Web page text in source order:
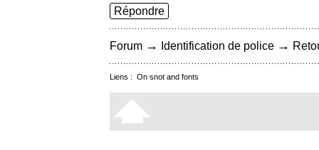
Répondre
Forum → Identification de police →
Liens : On snot and fonts